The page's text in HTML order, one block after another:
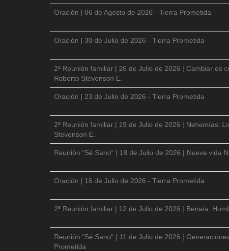
Oración | 06 de Agosto de 2026 - Tierra Prometida
Oración | 30 de Julio de 2026 - Tierra Prometida
2ª Reunión familiar | 26 de Julio de 2026 | Cambiar es
Roberto Stevenson E.
Oración | 23 de Julio de 2026 - Tierra Prometida
2ª Reunión familiar | 19 de Julio de 2026 | Nehemías:
Stevenson E.
Reunión "Sé Sano" | 18 de Julio de 2026 | Nueva vida
Oración | 16 de Julio de 2026 - Tierra Prometida
2ª Reunión familiar | 12 de Julio de 2026 | Benaía:
Reunión "Sé Sano" | 11 de Julio de 2026 |
Prometida